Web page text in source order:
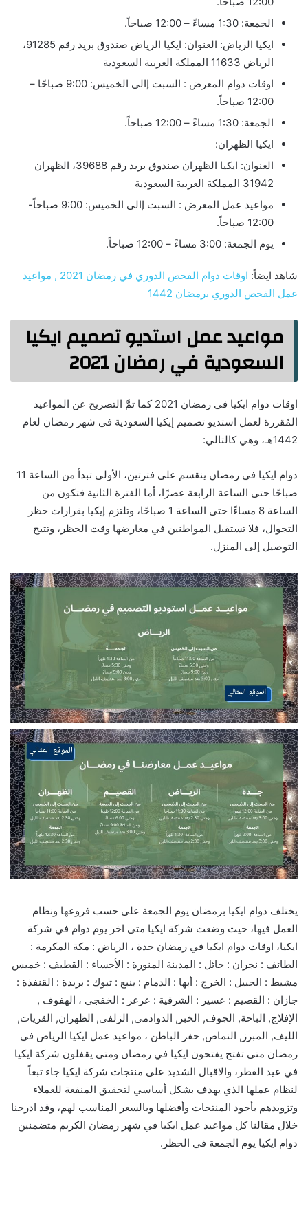
الجمعة: 1:30 مساءً – 12:00 صباحاً.
ايكيا الرياض: العنوان: ايكيا الرياض صندوق بريد رقم 91285،
الرياض 11633 المملكة العربية السعودية
اوقات دوام المعرض : السبت إالى الخميس: 9:00 صباحًا –
12:00 صباحاً.
الجمعة: 1:30 مساءً – 12:00 صباحاً.
ايكيا الظهران:
العنوان: ايكيا الظهران صندوق بريد رقم 39688، الظهران
31942 المملكة العربية السعودية
مواعيد عمل المعرض : السبت إالى الخميس: 9:00 صباحاً-
12:00 صباحاً.
يوم الجمعة: 3:00 مساءً – 12:00 صباحاً.
شاهد ايضاً:
اوقات دوام الفحص الدوري في رمضان 2021 , مواعيد
عمل الفحص الدوري برمضان 1442
مواعيد عمل استديو تصميم ايكيا
السعودية في رمضان 2021
اوقات دوام ايكيا في رمضان 2021 كما تمَّ التصريح عن المواعيد
المُقررة لعمل استديو تصميم إيكيا السعودية في شهر رمضان لعام
1442هـ، وهي كالتالي:
دوام ايكيا في رمضان ينقسم على فترتين، الأولى تبدأ من الساعة 11
صباحًا حتى الساعة الرابعة عصرًا، أما الفترة الثانية فتكون من
الساعة 8 مساءًا حتى الساعة 1 صباحًا، وتلتزم إيكيا بقرارات حظر
التجوال، فلا تستقبل المواطنين في معارضها وقت الحظر، وتتيح
التوصيل إلى المنزل.
يختلف دوام ايكيا برمضان يوم الجمعة على حسب فروعها ونظام
العمل فيها، حيث وضعت شركة ايكيا متى اخر يوم دوام في شركة
ايكيا، اوقات دوام ايكيا في رمضان جدة ، الرياض : مكة المكرمة :
الطائف : نجران : حائل : المدينة المنورة : الأحساء : القطيف : خميس
مشيط : الجبيل : الخرج : أبها : الدمام : ينبع : تبوك : بريدة : القنفذة :
جازان : القصيم : عسير : الشرقية : عرعر : الخفجي ، الهفوف ,
الإفلاج, الباحة, الجوف, الخبر, الدوادمي, الزلفى, الظهران, القريات,
الليف, المبرز, النماص, حفر الباطن ، مواعيد عمل ايكيا الرياض في
رمضان متى تفتح يفتحون ايكيا في رمضان ومتى يقفلون شركة ايكيا
في عيد الفطر، والاقبال الشديد على منتجات شركة ايكيا جاء تبعاً
لنظام عملها الذي يهدف بشكل أساسي لتحقيق المنفعة للعملاء
وتزويدهم بأجود المنتجات وأفضلها وبالسعر المناسب لهم، وقد ادرجنا
خلال مقالنا كل مواعيد عمل ايكيا في شهر رمضان الكريم متضمنين
دوام ايكيا يوم الجمعة في الحظر.